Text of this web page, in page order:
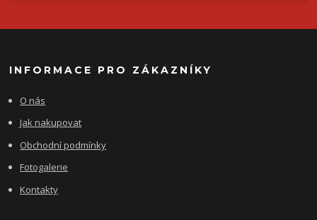
INFORMACE PRO ZÁKAZNÍKY
O nás
Jak nakupovat
Obchodní podmínky
Fotogalerie
Kontakty